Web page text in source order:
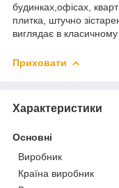
будинках,офісах,
плитка, штучно
виглядає в класичному
Приховати
Характеристики
Основні
Виробник
Країна виробник